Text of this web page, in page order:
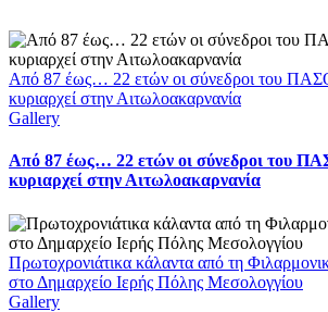
Από 87 έως… 22 ετών οι σύνεδροι του
κυριαρχεί στην Αιτωλοακαρνανία
Gallery
Από 87 έως… 22 ετών οι σύνεδροι του
κυριαρχεί στην Αιτωλοακαρνανία
Πρωτοχρονιάτικα κάλαντα από τη
στο Δημαρχείο Ιερής Πόλης Μεσολογγίου
Gallery